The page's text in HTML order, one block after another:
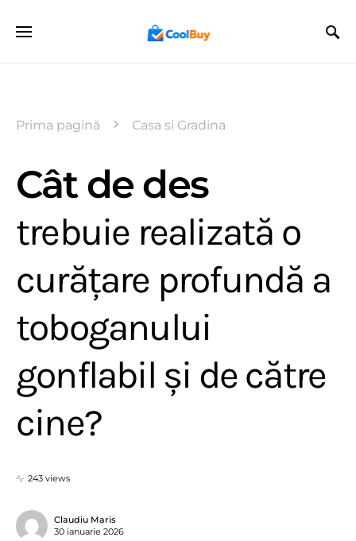
Prima pagină Casa si Gradina
Cât de des
trebuie realizată o
curățare profundă a
toboganului
gonflabil și de către
cine?
243 views
Claudiu Maris
30 ianuarie 2026